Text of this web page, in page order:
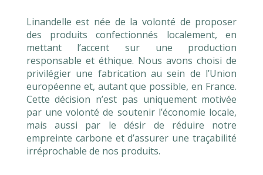
Linandelle est née de la volonté de proposer
des produits confectionnés localement, en
mettant l’accent sur une production
responsable et éthique. Nous avons choisi de
privilégier une fabrication au sein de l’Union
européenne et, autant que possible, en France.
Cette décision n’est pas uniquement motivée
par une volonté de soutenir l’économie locale,
mais aussi par le désir de réduire notre
empreinte carbone et d’assurer une traçabilité
irréprochable de nos produits.